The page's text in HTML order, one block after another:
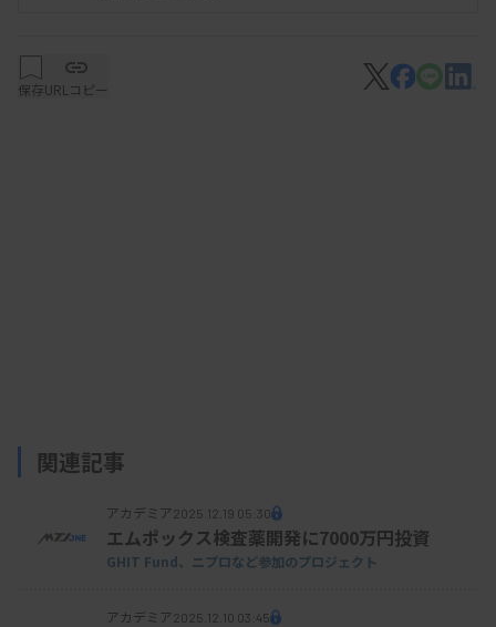
保存URLコピー
関連記事
アカデミア 2025.12.19 05:30
エムポックス検査薬開発に7000万円投資
GHIT Fund、ニプロなど参加のプロジェクト
アカデミア 2025.12.10 03:45